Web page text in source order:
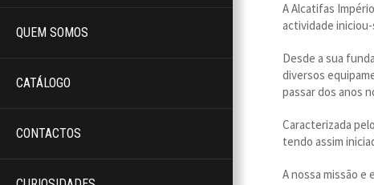
QUEM SOMOS
CATÁLOGO
CONTACTOS
A Alcatifas
actividade
Desde a sua
diversos
passar dos anos
Caracterizada
tendo assim
A nossa missão